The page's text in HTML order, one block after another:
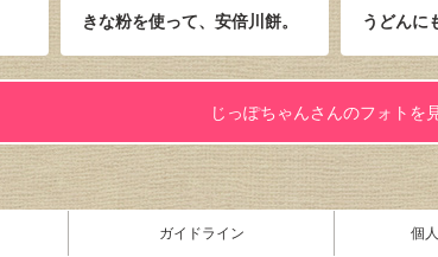
きな粉を使って、安倍川餅。 うどんに
じっぽちゃんさんのフォトを
ガイドライン 個